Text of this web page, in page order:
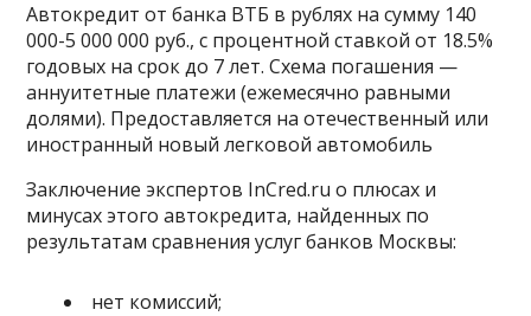
Автокредит от банка ВТБ в рублях на сумму 140
000-5 000 000 руб., с процентной ставкой от 18.5%
годовых на срок до 7 лет. Схема погашения —
аннуитетные платежи (ежемесячно равными
долями). Предоставляется на отечественный или
иностранный новый легковой автомобиль
Заключение экспертов InCred.ru о плюсах и
минусах этого автокредита, найденных по
результатам сравнения услуг банков Москвы:
нет комиссий;